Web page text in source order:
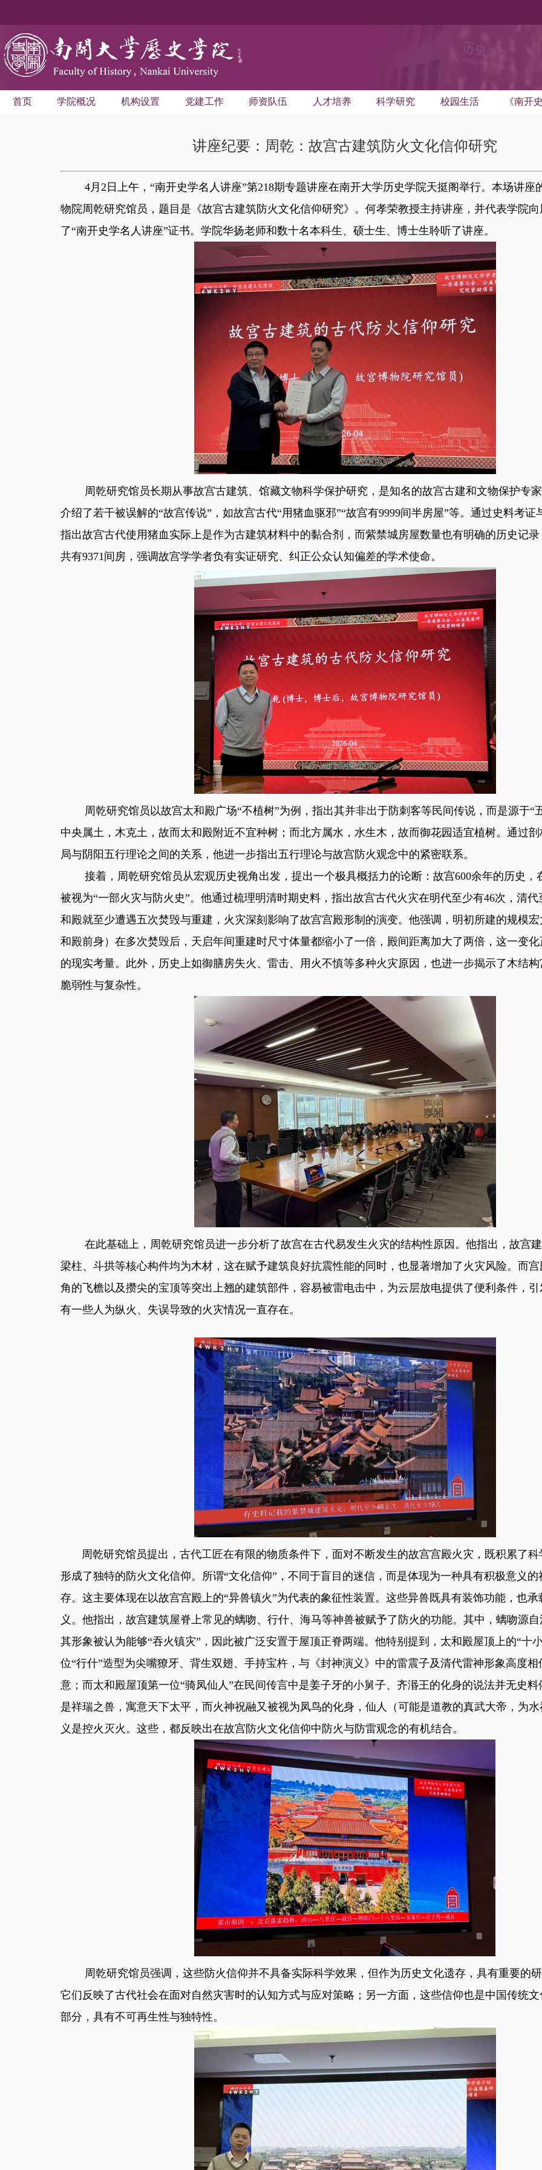
首页 学院概况 机构设置 党建工作 师资队伍 人才培养 科学研究 校园生活 《南开
讲座纪要：周乾：故宫古建筑防火文化信仰研究
4月2日上午，“南开史学名人讲座”第218期专题讲座在南开大学历史学院天挺阁举行。本场讲座
物院周乾研究馆员，题目是《故宫古建筑防火文化信仰研究》。何孝荣教授主持讲座，并代表学院
了“南开史学名人讲座”证书。学院华扬老师和数十名本科生、硕士生、博士生聆听了讲座。
周乾研究馆员长期从事故宫古建筑、馆藏文物科学保护研究，是知名的故宫古建和文物保护专
介绍了若干被误解的“故宫传说”，如故宫古代“用猪血驱邪”“故宫有9999间半房屋”等。通过史料考证
指出故宫古代使用猪血实际上是作为古建筑材料中的黏合剂，而紫禁城房屋数量也有明确的历史记录
共有9371间房，强调故宫学学者负有实证研究、纠正公众认知偏差的学术使命。
周乾研究馆员以故宫太和殿广场“不植树”为例，指出其并非出于防刺客等民间传说，而是源于“
中央属土，木克土，故而太和殿附近不宜种树；而北方属水，水生木，故而御花园适宜植树。通过
局与阴阳五行理论之间的关系，他进一步指出五行理论与故宫防火观念中的紧密联系。
接着，周乾研究馆员从宏观历史视角出发，提出一个极具概括力的论断：故宫600余年的历史，
被视为“一部火灾与防火史”。他通过梳理明清时期史料，指出故宫古代火灾在明代至少有46次，清代
和殿就至少遭遇五次焚毁与重建，火灾深刻影响了故宫宫殿形制的演变。他强调，明初所建的规模
和殿前身）在多次焚毁后，天启年间重建时尺寸体量都缩小了一倍，殿间距离加大了两倍，这一变
的现实考量。此外，历史上如御膳房失火、雷击、用火不慎等多种火灾原因，也进一步揭示了木结
脆弱性与复杂性。
在此基础上，周乾研究馆员进一步分析了故宫在古代易发生火灾的结构性原因。他指出，故宫建
梁柱、斗拱等核心构件均为木材，这在赋予建筑良好抗震性能的同时，也显著增加了火灾风险。而
角的飞檐以及攒尖的宝顶等突出上翘的建筑部件，容易被雷电击中，为云层放电提供了便利条件，
有一些人为纵火、失误导致的火灾情况一直存在。
周乾研究馆员提出，古代工匠在有限的物质条件下，面对不断发生的故宫宫殿火灾，既积累了科
形成了独特的防火文化信仰。所谓“文化信仰”，不同于盲目的迷信，而是体现为一种具有积极意义
存。这主要体现在以故宫宫殿上的“异兽镇火”为代表的象征性装置。这些异兽既具有装饰功能，也
义。他指出，故宫建筑屋脊上常见的螭吻、行什、海马等神兽被赋予了防火的功能。其中，螭吻源自
其形象被认为能够“吞火镇灾”，因此被广泛安置于屋顶正脊两端。他特别提到，太和殿屋顶上的“十
位“行什”造型为尖嘴獠牙、背生双翅、手持宝杵，与《封神演义》中的雷震子及清代雷神形象高度相
意；而太和殿屋顶第一位“骑凤仙人”在民间传言中是姜子牙的小舅子、齐湣王的化身的说法并无史
是祥瑞之兽，寓意天下太平，而火神祝融又被视为凤鸟的化身，仙人（可能是道教的真武大帝，为
义是控火灭火。这些，都反映出在故宫防火文化信仰中防火与防雷观念的有机结合。
周乾研究馆员强调，这些防火信仰并不具备实际科学效果，但作为历史文化遗存，具有重要的研
它们反映了古代社会在面对自然灾害时的认知方式与应对策略；另一方面，这些信仰也是中国传统
部分，具有不可再生性与独特性。